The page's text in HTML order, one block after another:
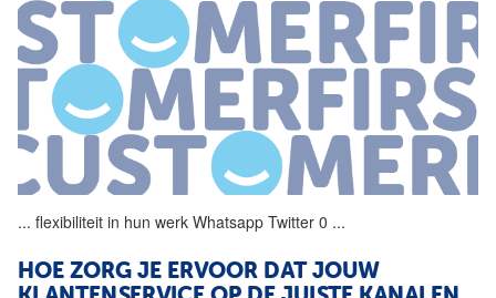
... flexibiliteit in hun werk Whatsapp Twitter 0 ...
HOE ZORG JE ERVOOR DAT JOUW